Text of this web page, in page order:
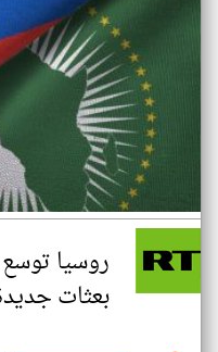
روسيا
بعثات جديدة في 4